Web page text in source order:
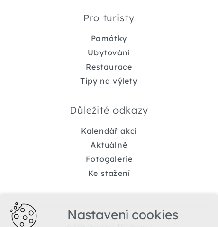
Pro turisty
Památky
Ubytování
Restaurace
Tipy na výlety
Důležité odkazy
Kalendář akcí
Aktuálně
Fotogalerie
Ke stažení
Nastavení cookies